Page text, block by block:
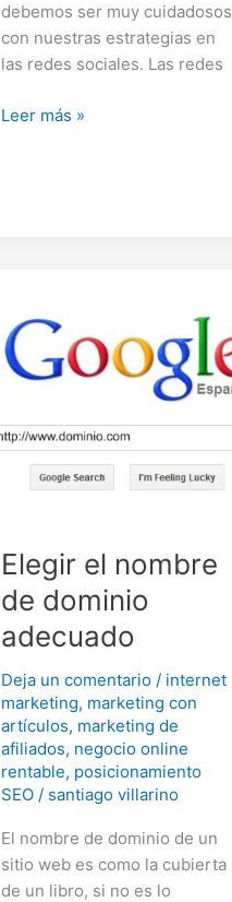
debemos ser muy cuidadosos
con nuestras estrategias en
las redes sociales. Las redes
Leyes
Leer más »
Elegir el nombre
de dominio
adecuado
Deja un comentario / internet
marketing, marketing con
artículos, marketing de
afiliados, negocio online
rentable, posicionamiento
SEO / santiago villarino
El nombre de dominio de un
sitio web es como la cubierta
de un libro, si no es lo